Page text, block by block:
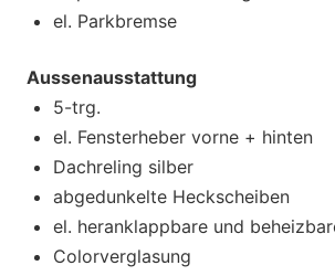
el. Parkbremse
Aussenausstattung
5-trg.
el. Fensterheber vorne + hinten
Dachreling silber
abgedunkelte Heckscheiben
el. heranklappbare und
Colorverglasung